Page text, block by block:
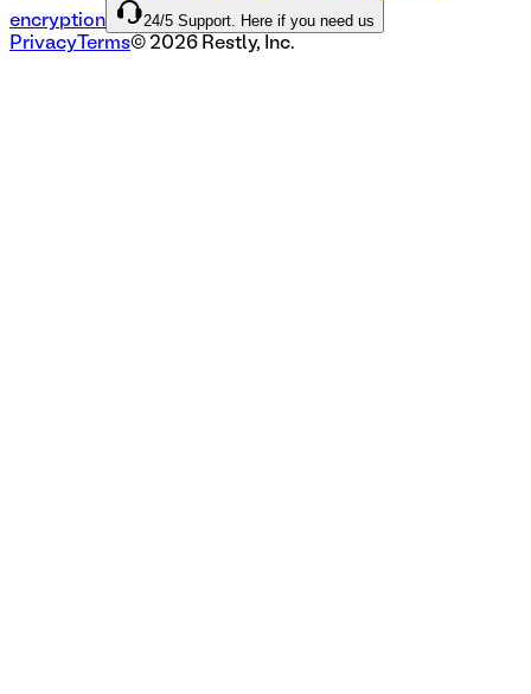
encryption 24/5 Support. Here if you need us
Privacy Terms© 2026 Restly, Inc.